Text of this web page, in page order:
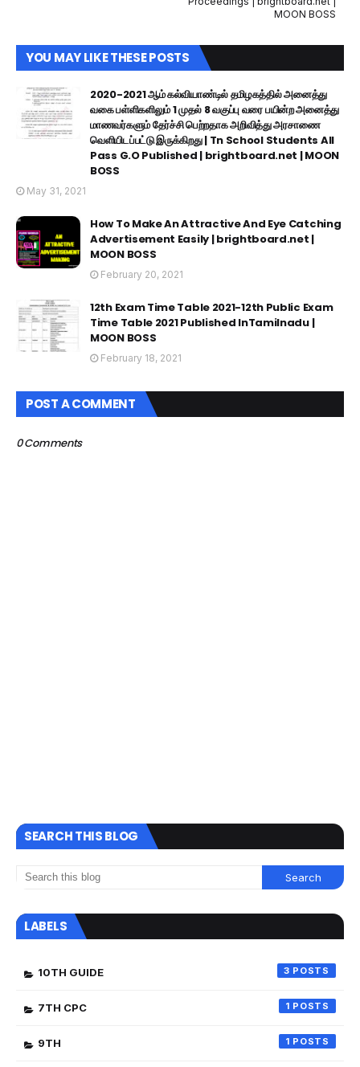
MOON BOSS
YOU MAY LIKE THESE POSTS
2020-2021 ஆம் கல்வியாண்டில் தமிழகத்தில் அனைத்து
வகை பள்ளிகளிலும் 1 முதல் 8 வகுப்பு வரை பயின்ற அனைத்து
மாணவர்களும் தேர்ச்சி பெற்றதாக அறிவித்து அரசாணை
வெளியிடப்பட்டு இருக்கிறது | Tn School Students All
Pass G.O Published | brightboard.net | MOON
BOSS
May 31, 2021
How To Make An Attractive And Eye Catching
Advertisement Easily | brightboard.net |
MOON BOSS
February 20, 2021
12th Exam Time Table 2021-12th Public Exam
Time Table 2021 Published InTamilnadu |
MOON BOSS
February 18, 2021
POST A COMMENT
0 Comments
SEARCH THIS BLOG
LABELS
10TH GUIDE 3
7TH CPC 1
9TH 1